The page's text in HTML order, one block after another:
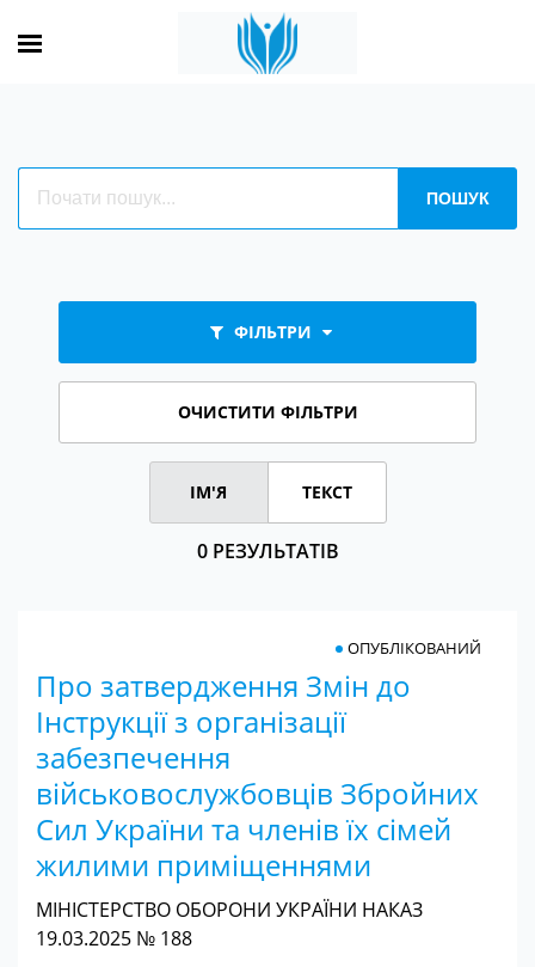
ФІЛЬТРИ
ОЧИСТИТИ ФІЛЬТРИ
0 РЕЗУЛЬТАТІВ
ІМ'Я ТЕКСТ
Про затвердження Змін до
Інструкції з організації
забезпечення
військовослужбовців Збройних
Сил України та членів їх сімей
жилими приміщеннями
ОПУБЛІКОВАНИЙ
МІНІСТЕРСТВО ОБОРОНИ УКРАЇНИ НАКАЗ
19.03.2025 № 188